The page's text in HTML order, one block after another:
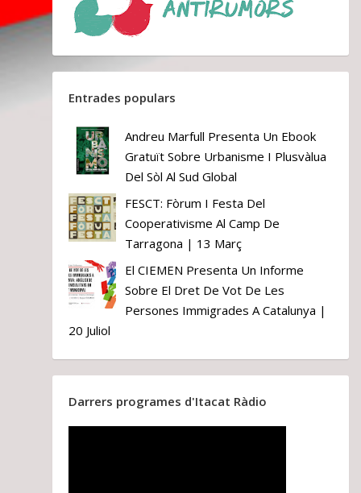
Entrades populars
Andreu Marfull Presenta Un Ebook
Gratuït Sobre Urbanisme I Plusvàlua
Del Sòl Al Sud Global
FESCT: Fòrum I Festa Del
Cooperativisme Al Camp De
Tarragona | 13 Març
El CIEMEN Presenta Un Informe
Sobre El Dret De Vot De Les
Persones Immigrades A Catalunya |
20 Juliol
Darrers programes d'Itacat Ràdio